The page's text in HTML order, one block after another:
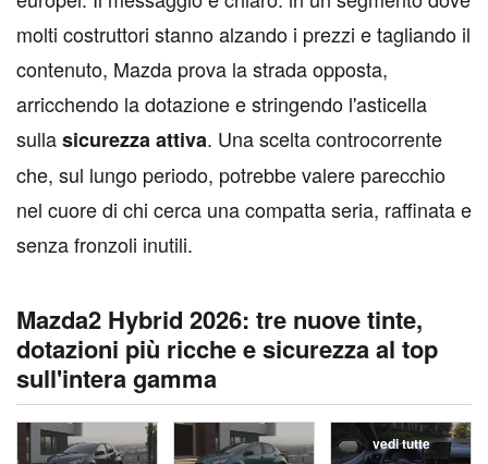
molti costruttori stanno alzando i prezzi e tagliando il
contenuto, Mazda prova la strada opposta,
arricchendo la dotazione e stringendo l'asticella
sullasicurezza attiva. Una scelta controcorrente
che, sul lungo periodo, potrebbe valere parecchio
nel cuore di chi cerca una compatta seria, raffinata e
senza fronzoli inutili.
Mazda2 Hybrid 2026: tre nuove tinte,
dotazioni più ricche e sicurezza al top
sull'intera gamma
vedi tutte